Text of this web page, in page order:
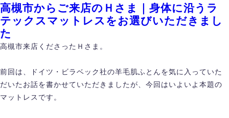
高槻市からご来店のＨさま｜身体に沿うラ
テックスマットレスをお選びいただきまし
た
高槻市来店くださったＨさま。
前回は、ドイツ・ビラベック社の羊毛肌ふとんを気に入っていた
だいたお話を書かせていただきましたが、今回はいよいよ本題の
マットレスです。